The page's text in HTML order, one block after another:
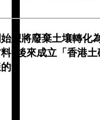
想將廢棄土壤轉化
?後來成立「香港
?